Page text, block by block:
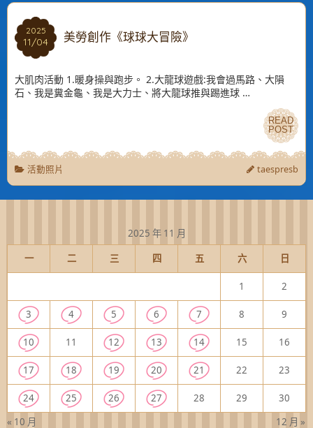
2025
11/04
2025
11/04 美勞創作《球球大冒險》
大肌肉活動 1.暖身操與跑步。 2.大龍球遊戲:我會過馬路、大隕
石、我是糞金龜、我是大力士、將大龍球推與踢進球 …
READ
POST
READ
POST
活動照片 taespresb
2025 年 11 月
一
二 三 四 五 六 日
« 10 月 12 月 »
1 2
3 4 5 6 7 8 9
10 11 12 13 14 15 16
17 18 19 20 21 22 23
24 25 26 27 28 29 30